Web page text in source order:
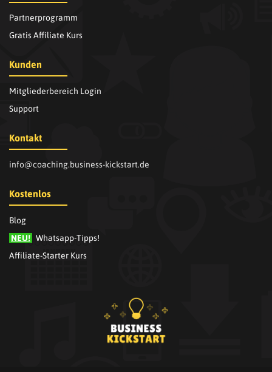
Partnerprogramm
Gratis Affiliate Kurs
Kunden
Mitgliederbereich Login
Support
Kontakt
info@coaching.business-kickstart.de
Kostenlos
Blog
NEU! Whatsapp-Tipps!
Affiliate-Starter Kurs